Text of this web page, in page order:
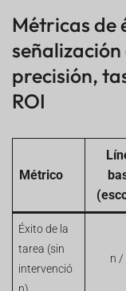
Métricas de
precisión,
ROI
Métrico
Éxito de la
tarea (sin
intervenció
n /